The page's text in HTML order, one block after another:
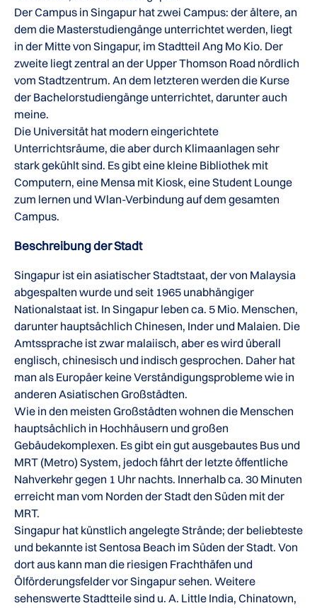
Der Campus in Singapur hat zwei Campus: der ältere, an
dem die Masterstudiengänge unterrichtet werden, liegt
in der Mitte von Singapur, im Stadtteil Ang Mo Kio. Der
zweite liegt zentral an der Upper Thomson Road nördlich
vom Stadtzentrum. An dem letzteren werden die Kurse
der Bachelorstudiengänge unterrichtet, darunter auch
meine.
Die Universität hat modern eingerichtete
Unterrichtsräume, die aber durch Klimaanlagen sehr
stark gekühlt sind. Es gibt eine kleine Bibliothek mit
Computern, eine Mensa mit Kiosk, eine Student Lounge
zum lernen und Wlan-Verbindung auf dem gesamten
Campus.
Beschreibung der Stadt
Singapur ist ein asiatischer Stadtstaat, der von Malaysia
abgespalten wurde und seit 1965 unabhängiger
Nationalstaat ist. In Singapur leben ca. 5 Mio. Menschen,
darunter hauptsächlich Chinesen, Inder und Malaien. Die
Amtssprache ist zwar malaiisch, aber es wird überall
englisch, chinesisch und indisch gesprochen. Daher hat
man als Europäer keine Verständigungsprobleme wie in
anderen Asiatischen Großstädten.
Wie in den meisten Großstädten wohnen die Menschen
hauptsächlich in Hochhäusern und großen
Gebäudekomplexen. Es gibt ein gut ausgebautes Bus und
MRT (Metro) System, jedoch fährt der letzte öffentliche
Nahverkehr gegen 1 Uhr nachts. Innerhalb ca. 30 Minuten
erreicht man vom Norden der Stadt den Süden mit der
MRT.
Singapur hat künstlich angelegte Strände; der beliebteste
und bekannte ist Sentosa Beach im Süden der Stadt. Von
dort aus kann man die riesigen Frachthäfen und
Ölförderungsfelder vor Singapur sehen. Weitere
sehenswerte Stadtteile sind u. A. Little India, Chinatown,